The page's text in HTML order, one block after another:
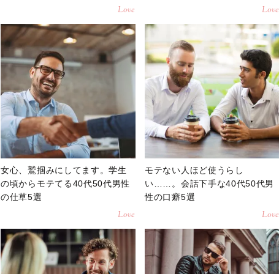
Love Love
女心、鷲掴みにしてます。学生
の頃からモテてる40代50代男性
の仕草5選
Love
モテない人ほど使うらし
い……。会話下手な40代50代男
性の口癖5選
Love